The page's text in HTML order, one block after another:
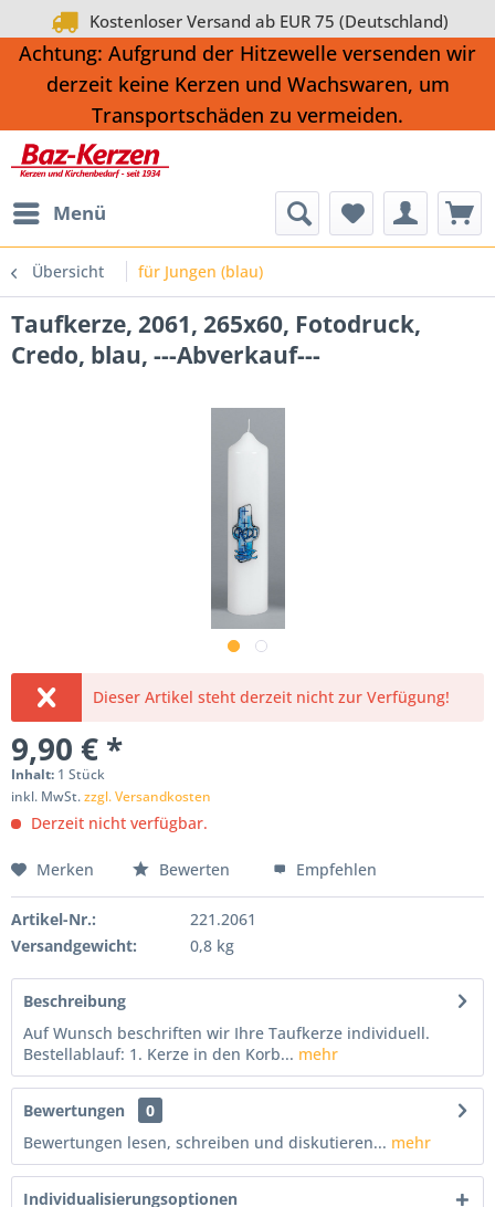
Kostenloser Versand ab EUR 75 (Deutschland)
Achtung: Aufgrund der Hitzewelle versenden wir
derzeit keine Kerzen und Wachswaren, um
Transportschäden zu vermeiden.
Menü
Übersicht für Jungen (blau)
Taufkerze, 2061, 265x60, Fotodruck,
Credo, blau, ---Abverkauf---
Dieser Artikel steht derzeit nicht zur Verfügung!
9,90 € *
Inhalt: 1 Stück
inkl. MwSt.zzgl. Versandkosten
Derzeit nicht verfügbar.
Merken Bewerten Empfehlen
Artikel-Nr.:
221.2061
Versandgewicht:
0,8 kg
Beschreibung
Auf Wunsch beschriften wir Ihre Taufkerze individuell.
Bestellablauf: 1. Kerze in den Korb... mehr
Bewertungen
0
Bewertungen lesen, schreiben und diskutieren... mehr
Individualisierungsoptionen